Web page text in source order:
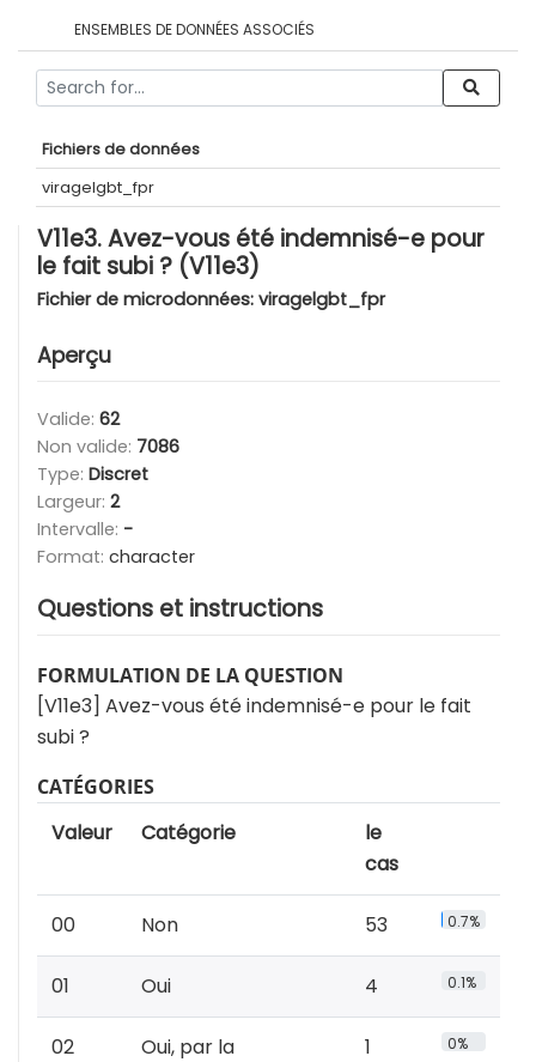
ENSEMBLES DE DONNÉES ASSOCIÉS
Fichiers de données
viragelgbt_fpr
V11e3. Avez-vous été indemnisé-e pour
le fait subi ? (V11e3)
Fichier de microdonnées: viragelgbt_fpr
Aperçu
Valide: 62
Non valide: 7086
Type: Discret
Largeur: 2
Intervalle: -
Format: character
Questions et instructions
FORMULATION DE LA QUESTION
[V11e3] Avez-vous été indemnisé-e pour le fait
subi ?
CATÉGORIES
Valeur Catégorie
le
cas
00 Non 53 0.7%
01 Oui 4 0.1%
02
Oui, par la
1 0%